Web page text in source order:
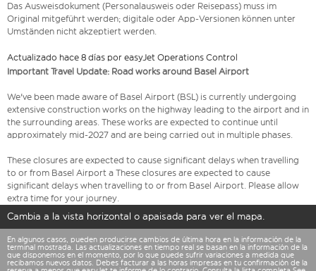
Das Ausweisdokument (Personalausweis oder Reisepass) muss im
Original mitgeführt werden; digitale oder App-Versionen können unter
Umständen nicht akzeptiert werden.
Actualizado hace 8 días por easyJet Operations Control
Important Travel Update: Road works around Basel Airport
We've been made aware of Basel Airport (BSL) is currently undergoing
extensive construction works on the highway leading to the airport and in
the surrounding areas. These works are expected to continue until
approximately mid-2027 and are being carried out in multiple phases.
These closures are expected to cause significant delays when travelling
to or from Basel Airport a These closures are expected to cause
significant delays when travelling to or from Basel Airport. Please allow
extra time for your journey.
Cambia a la vista horizontal o apaisada para ver el mapa.
En algunos casos, pueden producirse cambios de última hora en la información de la
terminal mostrada. Las actualizaciones en tiempo real se basan en la información de la
que disponemos en el momento, por lo que puede sufrir variaciones a medida que
recibamos nuevos datos. Debes facturar a las horas impresas en tu confirmación de la